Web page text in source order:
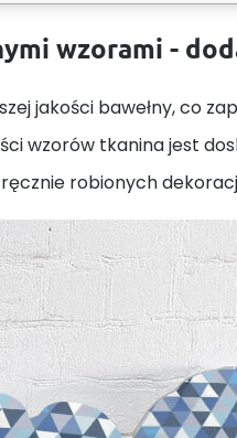
wzorami -
jakości bawełny, co
wzorów tkanina jest
robionych